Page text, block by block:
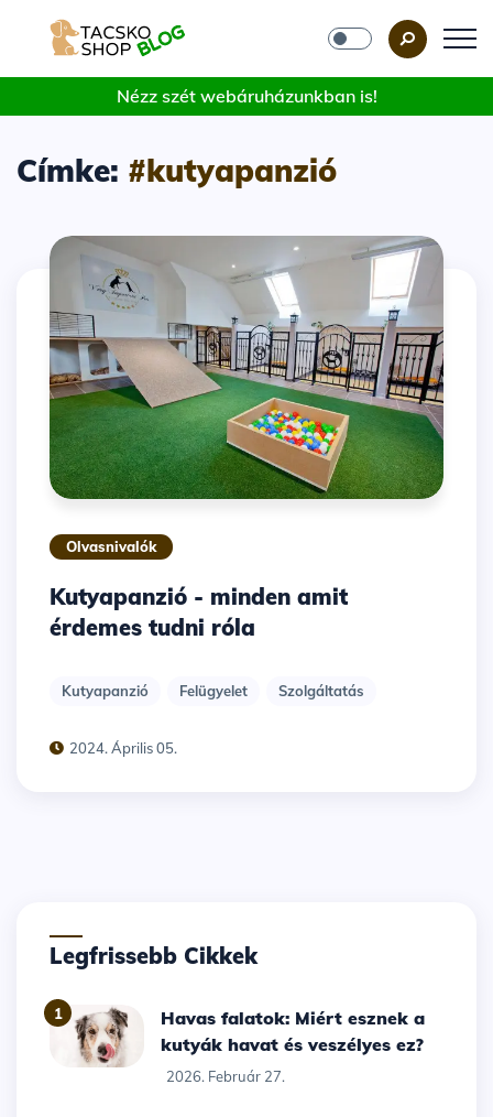
Nézz szét webáruházunkban is!
Címke: #kutyapanzió
Olvasnivalók
Kutyapanzió - minden amit
érdemes tudni róla
Kutyapanzió Felügyelet Szolgáltatás
2024. Április 05.
Legfrissebb Cikkek
1
Havas falatok: Miért esznek a
kutyák havat és veszélyes ez?
2026. Február 27.